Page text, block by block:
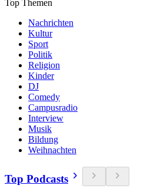
Top Themen
Nachrichten
Kultur
Sport
Politik
Religion
Kinder
DJ
Comedy
Campusradio
Interview
Musik
Bildung
Weihnachten
Top Podcasts